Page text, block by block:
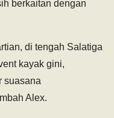
berkaitan dengan
di tengah Salatiga
kayak gini,
suasana
Alex.